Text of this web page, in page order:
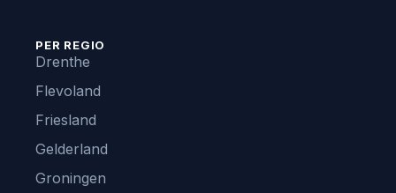
PER REGIO
Drenthe
Flevoland
Friesland
Gelderland
Groningen